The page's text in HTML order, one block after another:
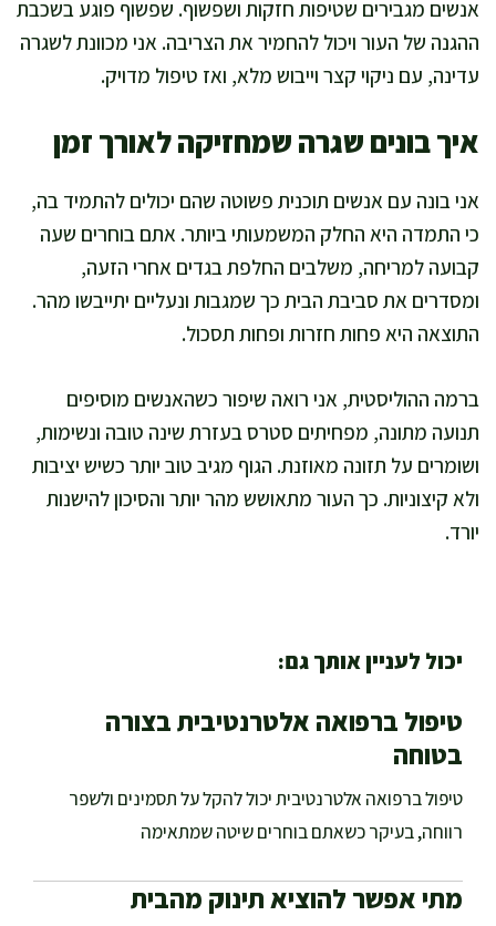
אנשים מגבירים שטיפות חזקות ושפשוף. שפשוף פוגע בשכבת
ההגנה של העור ויכול להחמיר את הצריבה. אני מכוונת לשגרה
עדינה, עם ניקוי קצר וייבוש מלא, ואז טיפול מדויק.
איך בונים שגרה שמחזיקה לאורך זמן
אני בונה עם אנשים תוכנית פשוטה שהם יכולים להתמיד בה,
כי התמדה היא החלק המשמעותי ביותר. אתם בוחרים שעה
קבועה למריחה, משלבים החלפת בגדים אחרי הזעה,
ומסדרים את סביבת הבית כך שמגבות ונעליים יתייבשו מהר.
התוצאה היא פחות חזרות ופחות תסכול.
ברמה ההוליסטית, אני רואה שיפור כשהאנשים מוסיפים
תנועה מתונה, מפחיתים סטרס בעזרת שינה טובה ונשימות,
ושומרים על תזונה מאוזנת. הגוף מגיב טוב יותר כשיש יציבות
ולא קיצוניות. כך העור מתאושש מהר יותר והסיכון להישנות
יורד.
יכול לעניין אותך גם:
טיפול ברפואה אלטרנטיבית בצורה
בטוחה
טיפול ברפואה אלטרנטיבית יכול להקל על תסמינים ולשפר
רווחה, בעיקר כשאתם בוחרים שיטה שמתאימה
מתי אפשר להוציא תינוק מהבית